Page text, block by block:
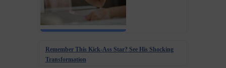
Remember This Kick-Ass Star? See His Shocking
Transformation